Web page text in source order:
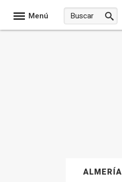
Menú
ALMERÍA